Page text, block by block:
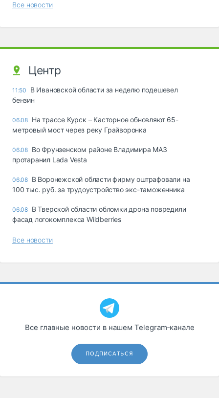
Все новости
Центр
11:50
В Ивановской области за неделю подешевел
бензин
06.08 На трассе Курск – Касторное обновляют 65-
метровый мост через реку Грайворонка
06.08 Во Фрунзенском районе Владимира МАЗ
протаранил Lada Vesta
06.08 В Воронежской области фирму оштрафовали на
100 тыс. руб. за трудоустройство экс-таможенника
06.08 В Тверской области обломки дрона повредили
фасад логокомплекса Wildberries
Все новости
Все главные новости в нашем Telegram‑канале
ПОДПИСАТЬСЯ